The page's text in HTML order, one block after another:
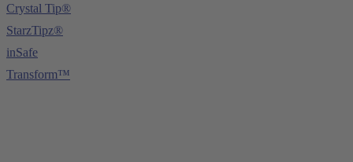
Crystal Tip®
StarzTipz®
inSafe
Transform™